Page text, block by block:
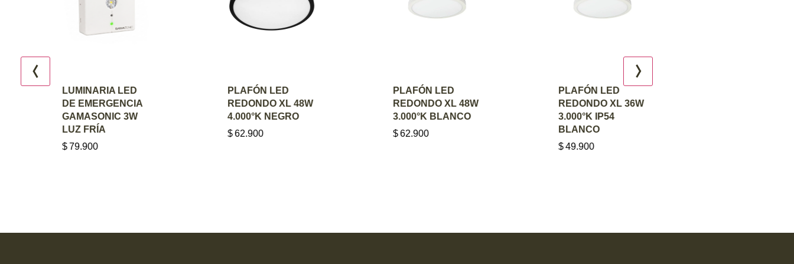
AGREGAR AL
CARRITO
LUMINARIA LED
DE EMERGENCIA
GAMASONIC 3W
LUZ FRÍA
79.900
AGREGAR AL
CARRITO
PLAFÓN LED
REDONDO XL 48W
4.000°K NEGRO
62.900
AGREGAR AL
CARRITO
PLAFÓN LED
REDONDO XL 48W
3.000°K BLANCO
62.900
AGREGAR AL
CARRITO
PLAFÓN LED
REDONDO XL 36W
3.000°K IP54
BLANCO
49.900